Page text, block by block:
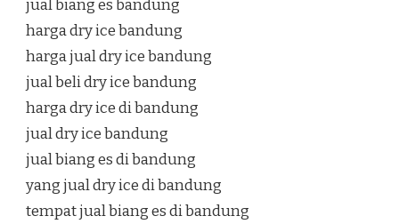
jual biang es bandung
harga dry ice bandung
harga jual dry ice bandung
jual beli dry ice bandung
harga dry ice di bandung
jual dry ice bandung
jual biang es di bandung
yang jual dry ice di bandung
tempat jual biang es di bandung